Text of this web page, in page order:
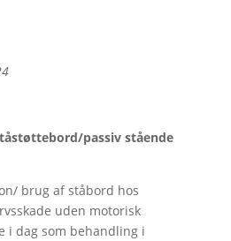
passiv stående
brug af ståbord hos
uden motorisk
i dag som behandling i